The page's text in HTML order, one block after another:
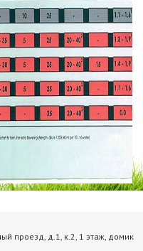
проезд, д.1, к.2, 1 этаж, домик